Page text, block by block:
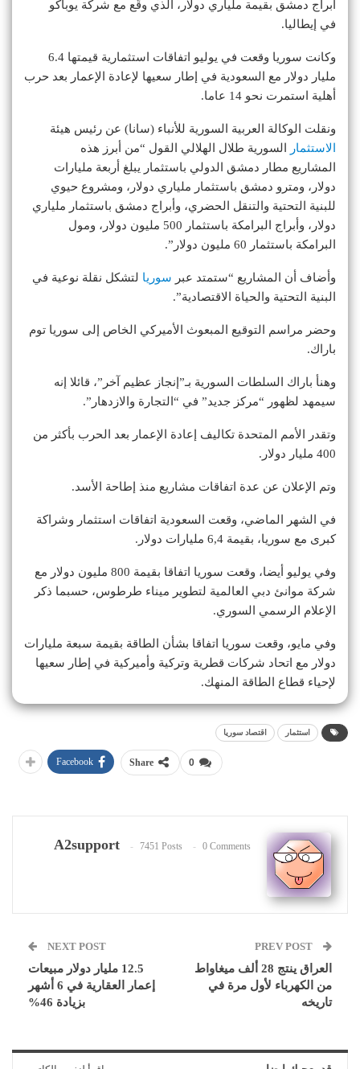
أبراج دمشق بقيمة ملياري دولار، الذي وقّع مع شركة يوباكو
في إيطاليا.
وكانت سوريا وقعت في يوليو اتفاقات استثمارية قيمتها 6.4
مليار دولار مع السعودية في إطار سعيها لإعادة الإعمار بعد حرب
أهلية استمرت نحو 14 عاما.
ونقلت الوكالة العربية السورية للأنباء (سانا) عن رئيس هيئة
الاستثمار
السورية طلال الهلالي القول “من أبرز هذه
المشاريع مطار دمشق الدولي باستثمار يبلغ أربعة مليارات
دولار، ومترو دمشق باستثمار ملياري دولار، ومشروع حيوي
للبنية التحتية والتنقل الحضري، وأبراج دمشق باستثمار ملياري
دولار، وأبراج البرامكة باستثمار 500 مليون دولار، ومول
البرامكة باستثمار 60 مليون دولار”.
وأضاف أن المشاريع “ستمتد عبر سوريا لتشكل نقلة نوعية في
البنية التحتية والحياة الاقتصادية”.
وحضر مراسم التوقيع المبعوث الأميركي الخاص إلى سوريا توم
باراك.
وهنأ باراك السلطات السورية بـ”إنجاز عظيم آخر”، قائلا إنه
سيمهد لظهور “مركز جديد” في “التجارة والازدهار”.
وتقدر الأمم المتحدة تكاليف إعادة الإعمار بعد الحرب بأكثر من
400 مليار دولار.
وتم الإعلان عن عدة اتفاقات مشاريع منذ إطاحة الأسد.
في الشهر الماضي، وقعت السعودية اتفاقات استثمار وشراكة
كبرى مع سوريا، بقيمة 6,4 مليارات دولار.
وفي يوليو أيضا، وقعت سوريا اتفاقا بقيمة 800 مليون دولار مع
شركة موانئ دبي العالمية لتطوير ميناء طرطوس، حسبما ذكر
الإعلام الرسمي السوري.
وفي مايو، وقعت سوريا اتفاقا بشأن الطاقة بقيمة سبعة مليارات
دولار مع اتحاد شركات قطرية وتركية وأميركية في إطار سعيها
لإحياء قطاع الطاقة المنهك.
استثمار اقتصاد سوريا
0
Share
Facebook
A2support 7451 Posts 0 Comments
العراق ينتج 28 ألف ‏‏ميغاواط
من الكهرباء لأول مرة في
تاريخه
NEXT POST
12.5 مليار دولار مبيعات
إعمار العقارية في 6 أشهر
بزيادة 46%